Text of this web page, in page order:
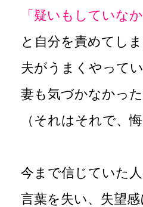
「疑いもしていな
と自分を責めてし
夫がうまくやってい
妻も気づかなかっ
（それはそれで、
今まで信じていた
言葉を失い、失望